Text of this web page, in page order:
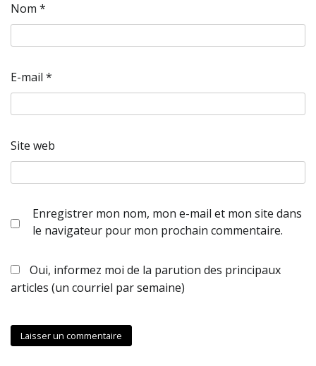
Nom *
E-mail *
Site web
Enregistrer mon nom, mon e-mail et mon site dans
le navigateur pour mon prochain commentaire.
Oui, informez moi de la parution des principaux
articles (un courriel par semaine)